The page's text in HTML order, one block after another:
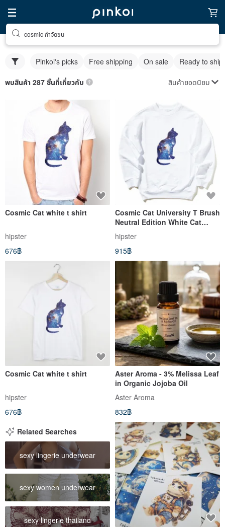
cosmic กําจัดขน
Pinkoi's picks Free shipping On sale Ready to ship
พบสินค้า 287 ชิ้นที่เกี่ยวกับ สินค้ายอดนิยม
Cosmic Cat white t shirt
hipster
676฿
Cosmic Cat University T Brush
Neutral Edition White Cat
Universe Design Milky Way
Fashionable Round Triangle
Wenqing
hipster
915฿
Cosmic Cat white t shirt
hipster
676฿
Aster Aroma - 3% Melissa Leaf
in Organic Jojoba Oil
Aster Aroma
832฿
Related Searches
sexy lingerie underwear
sexy women underwear
sexy lingerie thailand